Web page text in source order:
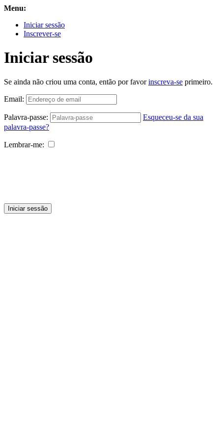
Menu:
Iniciar sessão
Inscrever-se
Iniciar sessão
Se ainda não criou uma conta, então por favorinscreva-se primeiro.
Email:
Palavra-passe:
Esqueceu-se da sua
palavra-passe?
Lembrar-me:
Iniciar sessão